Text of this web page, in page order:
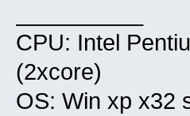
CPU: Intel
(2xcore)
OS: Win xp x32